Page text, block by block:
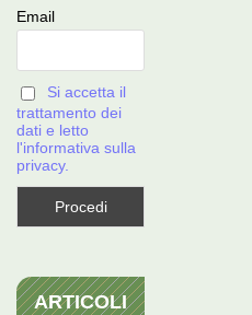
Email
Si accetta il
trattamento dei
dati e letto
l'informativa sulla
privacy.
ARTICOLI